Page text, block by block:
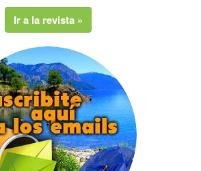
Ir a la revista »